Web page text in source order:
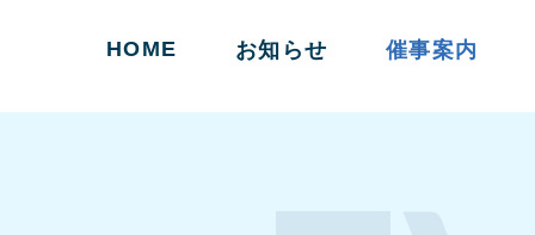
HOME お知らせ 催事案内